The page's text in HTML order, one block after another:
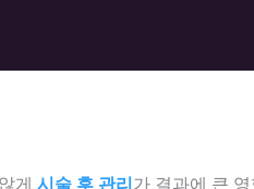
게 시술 후 관리가 결과에 큰